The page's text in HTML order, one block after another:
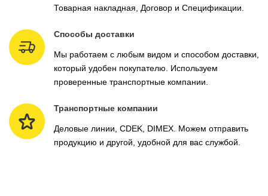
Товарная накладная, Договор и Спецификации.
Способы доставки
Мы работаем с любым видом и способом доставки,
который удобен покупателю. Используем
проверенные транспортные компании.
Транспортные компании
Деловые линии, CDEK, DIMEX. Можем отправить
продукцию и другой, удобной для вас службой.